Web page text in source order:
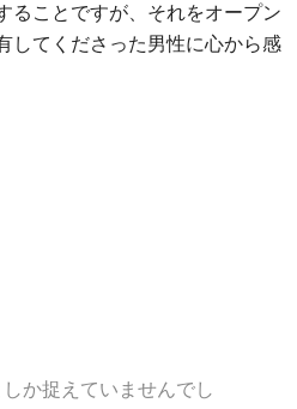
ることですが、それをオープン
してくださった男性に心から感
か捉えていませんでし